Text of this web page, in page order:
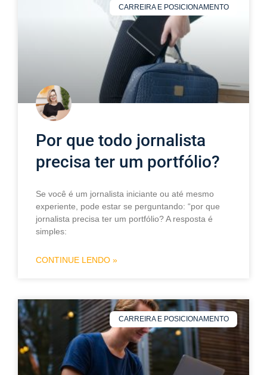
CARREIRA E POSICIONAMENTO
Por que todo jornalista
precisa ter um portfólio?
Se você é um jornalista iniciante ou até mesmo
experiente, pode estar se perguntando: “por que
jornalista precisa ter um portfólio? A resposta é
simples:
CONTINUE LENDO »
CARREIRA E POSICIONAMENTO